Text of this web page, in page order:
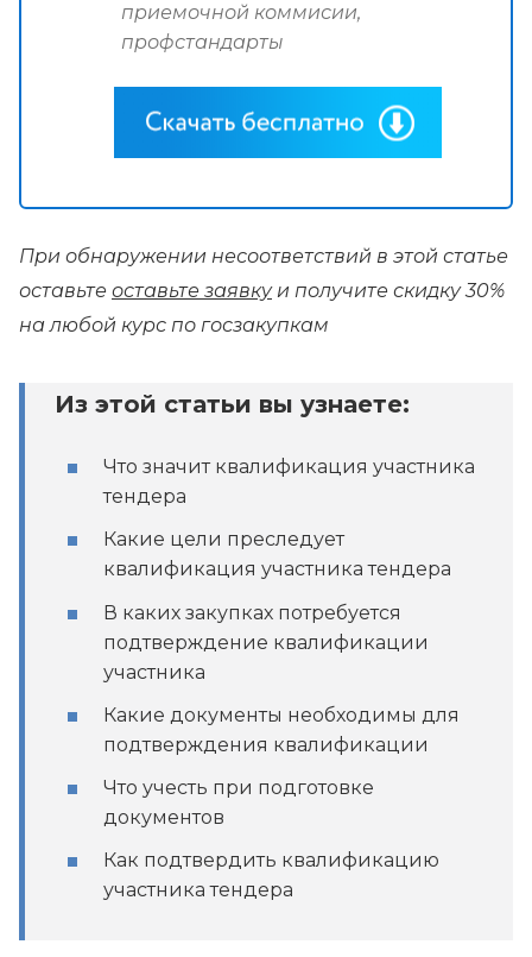
приемочной коммисии,
профстандарты
При обнаружении несоответствий в этой статье
оставьте оставьте заявкуи получите скидку 30%
на любой курс по госзакупкам
Из этой статьи вы узнаете:
Что значит квалификация участника
тендера
Какие цели преследует
квалификация участника тендера
В каких закупках потребуется
подтверждение квалификации
участника
Какие документы необходимы для
подтверждения квалификации
Что учесть при подготовке
документов
Как подтвердить квалификацию
участника тендера